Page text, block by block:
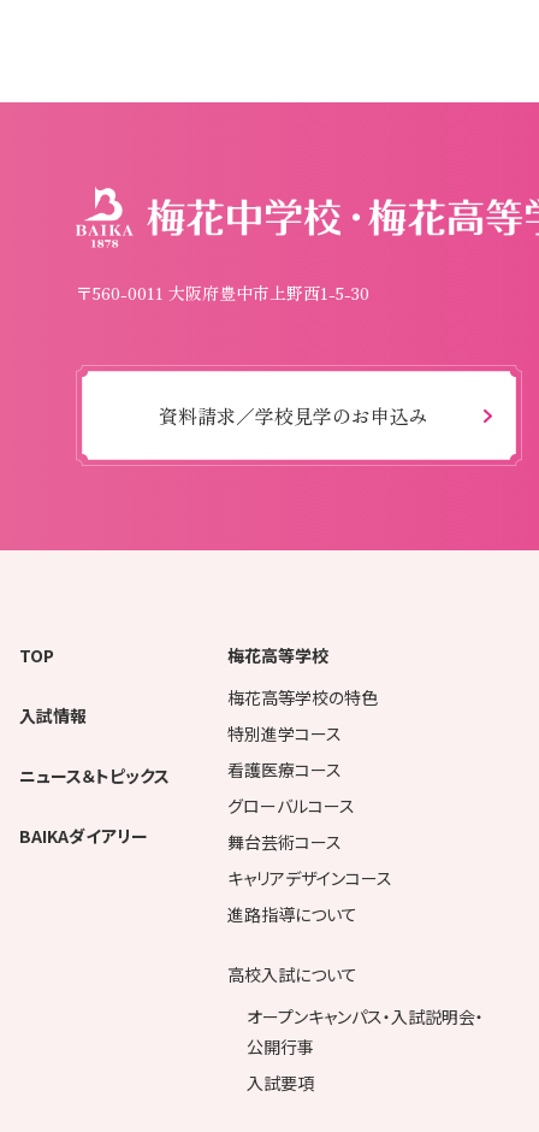
〒560-0011 大阪府豊中市上野西1-5-30
資料請求／学校見学のお申込み
TOP
入試情報
ニュース＆トピックス
BAIKAダイアリー
梅花高等学校
梅花高等学校の特色
特別進学コース
看護医療コース
グローバルコース
舞台芸術コース
キャリアデザインコース
進路指導について
高校入試について
オープンキャンパス・入試説明会・
公開行事
入試要項